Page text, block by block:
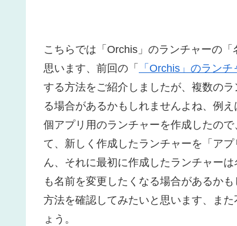
こちらでは「Orchis」のランチャーの
思います、前回の「
「Orchis」のラン
する方法をご紹介しましたが、複数の
る場合があるかもしれませんよね、例
個アプリ用のランチャーを作成したの
て、新しく作成したランチャーを「ア
ん、それに最初に作成したランチャー
も名前を変更したくなる場合があるか
方法を確認してみたいと思います、ま
ょう。